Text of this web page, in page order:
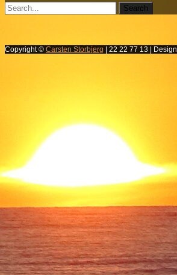
Copyright © Carsten Storbjerg | 22 22 77 13 | Design